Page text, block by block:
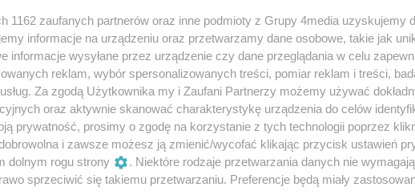
który na liczniku ma przejechanych blisko 500 tys. km.
Gwit.
autobusu - dodaje wójt.
złotych. Szczegółowe informacje dostępne są na stronie
1162 zaufanych partnerów oraz inne podmioty z Grupy 4media uzyskujemy
informacje na urządzeniu oraz przetwarzamy dane osobowe, takie jak
informacje wysyłane przez urządzenie czy dane przeglądania w celu
reklam, wybór spersonalizowanych treści, pomiar reklam i treści,
Za zgodą Użytkownika my i Zaufani Partnerzy możemy używać
oraz aktywnie skanować charakterystykę urządzenia do celów
prywatność, prosimy o zgodę na korzystanie z tych technologii poprzez
i zawsze możesz ją zmienić/wycofać klikając przycisk ustawień
dolnym rogu strony
. Niektóre rodzaje przetwarzania danych nie
sprzeciwić się takiemu przetwarzaniu. Preferencje będą miały